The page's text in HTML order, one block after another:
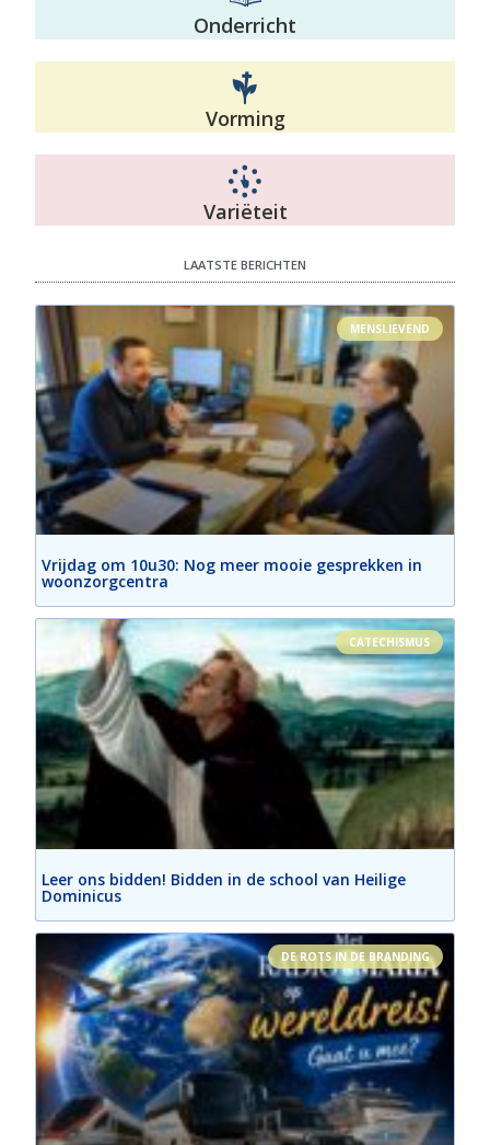
Onderricht
Vorming
Variëteit
LAATSTE BERICHTEN
MENSLIEVEND
Vrijdag om 10u30: Nog meer mooie gesprekken in
woonzorgcentra
CATECHISMUS
Leer ons bidden! Bidden in de school van Heilige
Dominicus
DE ROTS IN DE BRANDING